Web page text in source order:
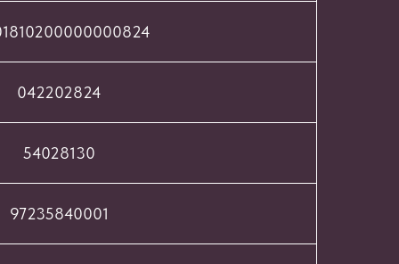
042202824
54028130
97235840001